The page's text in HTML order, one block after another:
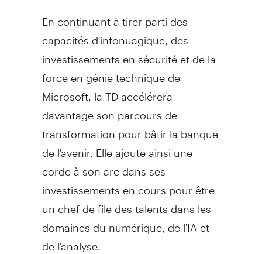
En continuant à tirer parti des
capacités d'infonuagique, des
investissements en sécurité et de la
force en génie technique de
Microsoft, la TD accélérera
davantage son parcours de
transformation pour bâtir la banque
de l'avenir. Elle ajoute ainsi une
corde à son arc dans ses
investissements en cours pour être
un chef de file des talents dans les
domaines du numérique, de l'IA et
de l'analyse.